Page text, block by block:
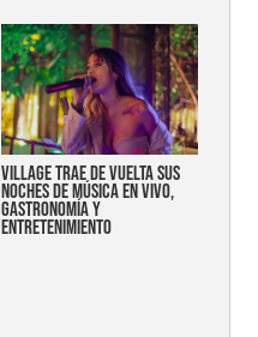
Village trae de vuelta sus
noches de música en vivo,
gastronomía y
entretenimiento